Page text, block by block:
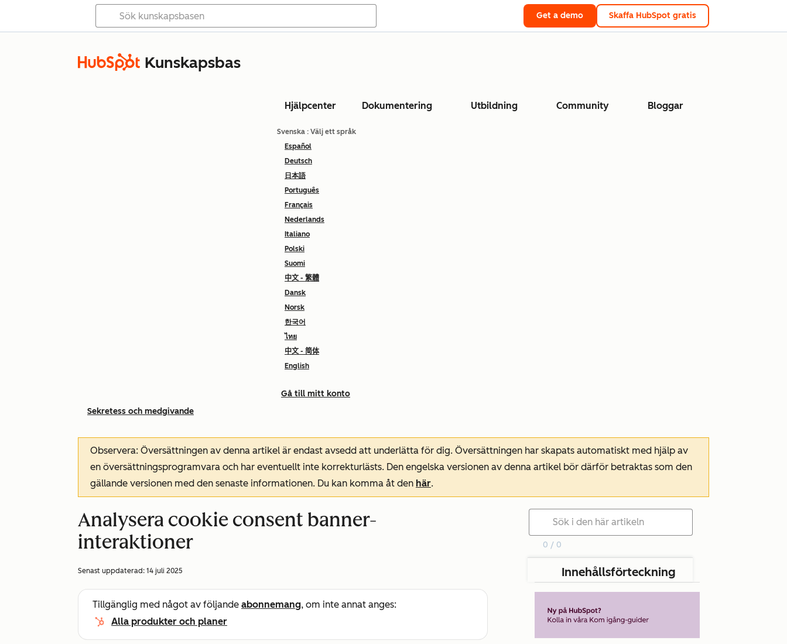
Get a demo Skaffa HubSpot gratis
Kunskapsbas
Hjälpcenter Dokumentering Utbildning Community Bloggar
Svenska : Välj ett språk
Español
Deutsch
日本語
Português
Français
Nederlands
Italiano
Polski
Suomi
中文 - 繁體
Dansk
Norsk
한국어
ไทย
中文 - 简体
English
Gå till mitt konto
Sekretess och medgivande
Observera: Översättningen av denna artikel är endast avsedd att underlätta för dig. Översättningen har skapats automatiskt med hjälp av
en översättningsprogramvara och har eventuellt inte korrekturlästs. Den engelska versionen av denna artikel bör därför betraktas som den
gällande versionen med den senaste informationen. Du kan komma åt den här.
Analysera cookie consent banner-
interaktioner
Senast uppdaterad: 14 juli 2025
Tillgänglig med något av följande abonnemang, om inte annat anges:
Alla produkter och planer
0 / 0
Innehållsförteckning